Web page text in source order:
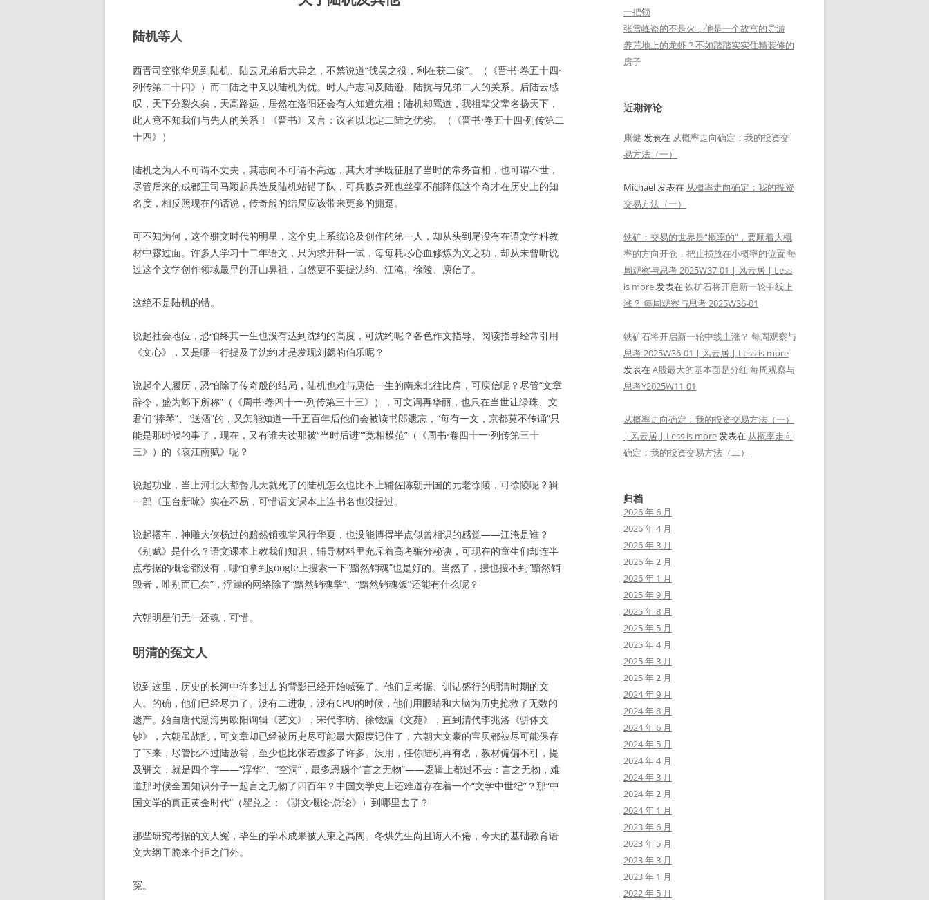
陆机等人
西晋司空张华见到陆机、陆云兄弟后大异之，不禁说道“伐吴之役，利在获二俊”。（《晋书·卷五十四·
列传第二十四》）而二陆之中又以陆机为优。时人卢志问及陆逊、陆抗与兄弟二人的关系。后陆云感
叹，天下分裂久矣，天高路远，居然在洛阳还会有人知道先祖；陆机却骂道，我祖辈父辈名扬天下，
此人竟不知我们与先人的关系！《晋书》又言：议者以此定二陆之优劣。（《晋书·卷五十四·列传第二
十四》）
陆机之为人不可谓不丈夫，其志向不可谓不高远，其大才学既征服了当时的常务首相，也可谓不世，
尽管后来的成都王司马颖起兵造反陆机站错了队，可兵败身死也丝毫不能降低这个奇才在历史上的知
名度，相反照现在的话说，传奇般的结局应该带来更多的拥趸。
可不知为何，这个骈文时代的明星，这个史上系统论及创作的第一人，却从头到尾没有在语文学科教
材中露过面。许多人学习十二年语文，只为求开科一试，每每耗尽心血修炼为文之功，却从未曾听说
过这个文学创作领域最早的开山鼻祖，自然更不要提沈约、江淹、徐陵、庾信了。
这绝不是陆机的错。
说起社会地位，恐怕终其一生也没有达到沈约的高度，可沈约呢？各色作文指导、阅读指导经常引用
《文心》，又是哪一行提及了沈约才是发现刘勰的伯乐呢？
说起个人履历，恐怕除了传奇般的结局，陆机也难与庾信一生的南来北往比肩，可庾信呢？尽管“文章
辞令，盛为邺下所称”（《周书·卷四十一·列传第三十三》），可文词再华丽，也只在当世让绿珠、文
君们“捧琴”、“送酒”的，又怎能知道一千五百年后他们会被读书郎遗忘，“每有一文，京都莫不传诵”只
能是那时候的事了，现在，又有谁去读那被“当时后进”“竞相模范”（《周书·卷四十一·列传第三十
三》）的《哀江南赋》呢？
说起功业，当上河北大都督几天就死了的陆机怎么也比不上辅佐陈朝开国的元老徐陵，可徐陵呢？辑
一部《玉台新咏》实在不易，可惜语文课本上连书名也没提过。
说起搭车，神雕大侠杨过的黯然销魂掌风行华夏，也没能博得半点似曾相识的感觉——江淹是谁？
《别赋》是什么？语文课本上教我们知识，辅导材料里充斥着高考骗分秘诀，可现在的童生们却连半
点考据的概念都没有，哪怕拿到google上搜索一下“黯然销魂”也是好的。当然了，搜也搜不到“黯然销
毁者，唯别而已矣”，浮躁的网络除了“黯然销魂掌”、“黯然销魂饭”还能有什么呢？
六朝明星们无一还魂，可惜。
明清的冤文人
说到这里，历史的长河中许多过去的背影已经开始喊冤了。他们是考据、训诂盛行的明清时期的文
人。的确，他们已经尽力了。没有二进制，没有CPU的时候，他们用眼睛和大脑为历史抢救了无数的
遗产。始自唐代渤海男欧阳询辑《艺文》，宋代李昉、徐铉编《文苑》，直到清代李兆洛《骈体文
钞》，六朝虽战乱，可文章却已经被历史尽可能最大限度记住了，六朝大文豪的宝贝都被尽可能保存
了下来，尽管比不过陆放翁，至少也比张若虚多了许多。没用，任你陆机再有名，教材偏偏不引，提
及骈文，就是四个字——“浮华”、“空洞”，最多恩赐个“言之无物”——逻辑上都过不去：言之无物，难
道那时候全国知识分子一起言之无物了四百年？中国文学史上还难道存在着一个“文学中世纪”？那“中
国文学的真正黄金时代”（瞿兑之：《骈文概论·总论》）到哪里去了？
那些研究考据的文人冤，毕生的学术成果被人束之高阁。冬烘先生尚且诲人不倦，今天的基础教育语
文大纲干脆来个拒之门外。
冤。
一把锁
张雪峰盗的不是火，他是一个故宫的导游
养荒地上的龙虾？不如踏踏实实住精装修的
房子
近期评论
康健 发表在 从概率走向确定：我的投资交
易方法（一）
Michael发表在 从概率走向确定：我的投资
交易方法（一）
铁矿：交易的世界是“概率的”，要顺着大概
率的方向开仓，把止损放在小概率的位置 每
周观察与思考 2025W37-01 | 风云居 | Less
is more发表在铁矿石将开启新一轮中线上
涨？ 每周观察与思考 2025W36-01
铁矿石将开启新一轮中线上涨？ 每周观察与
思考 2025W36-01 | 风云居 | Less is more
发表在A股最大的基本面是分红 每周观察与
思考Y2025W11-01
从概率走向确定：我的投资交易方法（一）
| 风云居 | Less is more发表在 从概率走向
确定：我的投资交易方法（二）
归档
2026 年 6 月
2026 年 4 月
2026 年 3 月
2026 年 2 月
2026 年 1 月
2025 年 9 月
2025 年 8 月
2025 年 5 月
2025 年 4 月
2025 年 3 月
2025 年 2 月
2024 年 9 月
2024 年 8 月
2024 年 6 月
2024 年 5 月
2024 年 4 月
2024 年 3 月
2024 年 2 月
2024 年 1 月
2023 年 6 月
2023 年 5 月
2023 年 3 月
2023 年 1 月
2022 年 5 月